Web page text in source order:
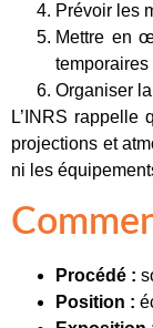
Prévoir les
Mettre en
temporaires
Organiser
L’INRS rappelle
projections et
ni les
Procédé :
Position :